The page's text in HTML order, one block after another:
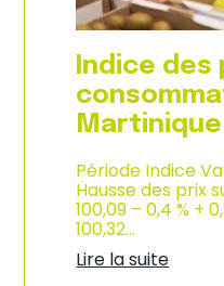
2
0
2
6
p
r
o
d
u
c
t
o
n
e
’
Indice des
Martinique
Période Indice
Hausse des prix
100,09 – 0,4 % +
100,32…
Lire la suite